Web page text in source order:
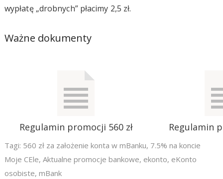
wypłatę „drobnych” płacimy 2,5 zł.
Ważne dokumenty
Regulamin promocji 560 zł Regulamin
Tagi: 560 zł za założenie konta w mBanku, 7.5% na koncie
Moje CEle, Aktualne promocje bankowe, ekonto, eKonto
osobiste, mBank